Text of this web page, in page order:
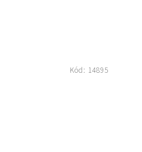
Kód: 14895